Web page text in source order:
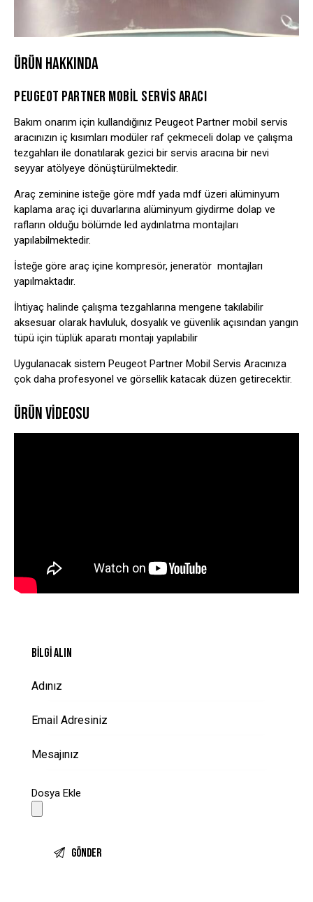
ÜRÜN HAKKINDA
PEUGEOT PARTNER MOBIL SERVIS ARACI
Bakım onarım için kullandığınız Peugeot Partner mobil servis
aracınızın iç kısımları modüler raf çekmeceli dolap ve çalışma
tezgahları ile donatılarak gezici bir servis aracına bir nevi
seyyar atölyeye dönüştürülmektedir.
Araç zeminine isteğe göre mdf yada mdf üzeri alüminyum
kaplama araç içi duvarlarına alüminyum giydirme dolap ve
rafların olduğu bölümde led aydınlatma montajları
yapılabilmektedir.
İsteğe göre araç içine kompresör, jeneratör montajları
yapılmaktadır.
İhtiyaç halinde çalışma tezgahlarına mengene takılabilir
aksesuar olarak havluluk, dosyalık ve güvenlik açısından yangın
tüpü için tüplük aparatı montajı yapılabilir
Uygulanacak sistem Peugeot Partner Mobil Servis Aracınıza
çok daha profesyonel ve görsellik katacak düzen getirecektir.
ÜRÜN VIDEOSU
BILGI ALIN
Dosya Ekle